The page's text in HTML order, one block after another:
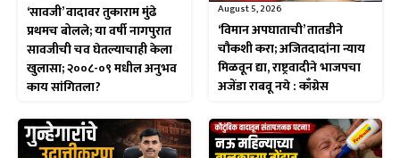
‘सावजी’ वादावर तुकाराम मुंढे
प्रथमच बोलले; या वर्षी नागपुरात
सावजीची चव घेतल्याचाही केला
खुलासा; २००८-०९ मधील अनुभव
काय सांगितला?
August 5, 2026
‘विमान अपघाताची’ तातडीने
चौकशी करा; अजितदादांना न्याय
मिळवून द्या, राष्ट्रवादीने भाजपचा
अजेंडा राबवू नये : काँग्रेस